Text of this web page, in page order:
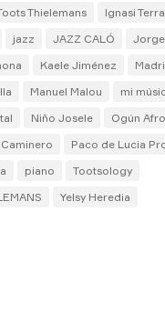
Thielemans
Ignasi
jazz JAZZ CALÓ
Kaele Jiménez
Manuel Malou
mi
Niño Josele
Ogún
Paco de Lucia
piano
Tootsology
Yelsy Heredia